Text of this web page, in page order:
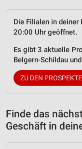
Die Filialen in deiner
20:00 Uhr geöffnet.
Es gibt 3 aktuelle
Belgern-Schildau
ZU DEN
Finde das
Geschäft in